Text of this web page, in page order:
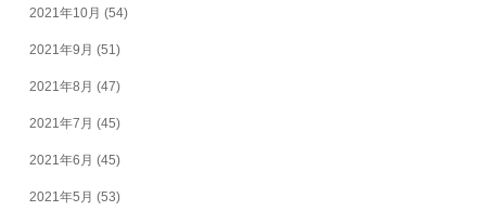
2021年10月 (54)
2021年9月 (51)
2021年8月 (47)
2021年7月 (45)
2021年6月 (45)
2021年5月 (53)